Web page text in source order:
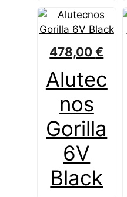
Alutec
nos
Gorilla
6V
Black
478,00€